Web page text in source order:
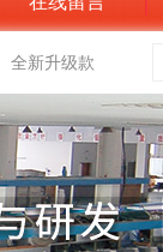
全新升级款